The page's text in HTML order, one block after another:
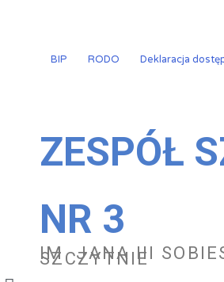
BIP
RODO Deklaracja
ZESPÓŁ
NR 3
IM. JANA III
SZCZYTNIE